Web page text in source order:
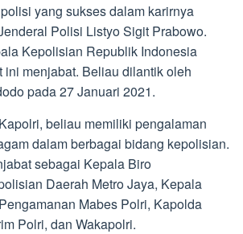
yang sukses dalam karirnya
Polisi Listyo Sigit Prabowo.
Kepolisian Republik Indonesia
ini menjabat. Beliau dilantik oleh
pada 27 Januari 2021.
beliau memiliki pengalaman
dalam berbagai bidang kepolisian.
sebagai Kepala Biro
Daerah Metro Jaya, Kepala
Mabes Polri, Kapolda
Polri, dan Wakapolri.